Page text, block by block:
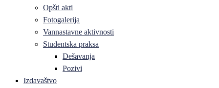
Opšti akti
Fotogalerija
Vannastavne aktivnosti
Studentska praksa
Dešavanja
Pozivi
Izdavaštvo